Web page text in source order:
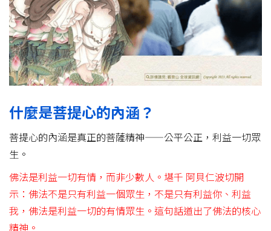
什麼是菩提心的內涵？
菩提心的內涵是真正的菩薩精神——公平公正，利益一切眾
生。
佛法是利益一切有情，而非少數人。堪千 阿貝仁波切開
示：佛法不是只有利益一個眾生，不是只有利益你、利益
我，佛法是利益一切的有情眾生。這句話道出了佛法的核心
精神。